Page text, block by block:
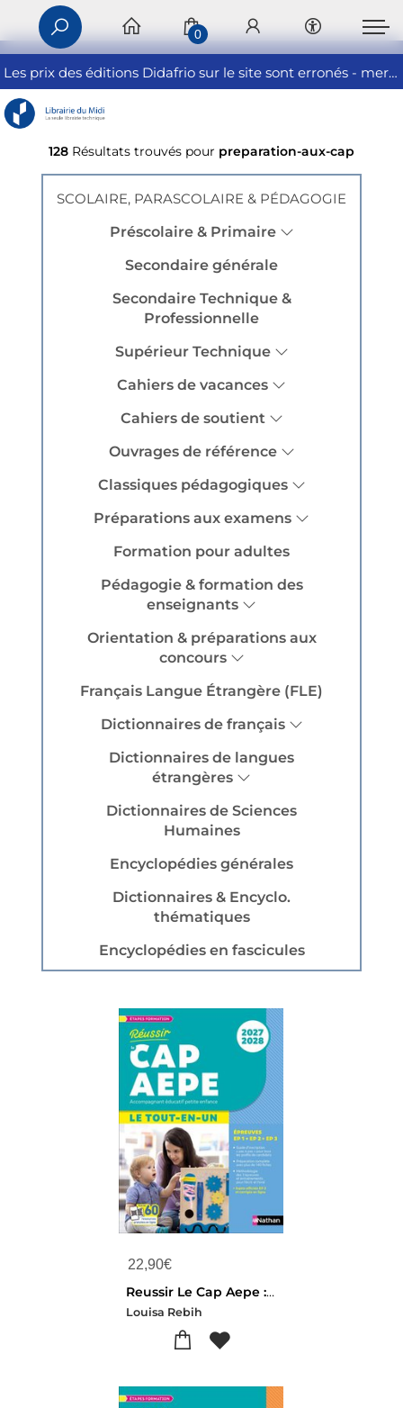
Les prix des éditions Didafrio sur le site sont erronés - merci de nous contacter
0
128 Résultats trouvés pour preparation-aux-cap
SCOLAIRE, PARASCOLAIRE & PÉDAGOGIE
Préscolaire & Primaire
Secondaire générale
Secondaire Technique &
Professionnelle
Supérieur Technique
Cahiers de vacances
Cahiers de soutient
Ouvrages de référence
Classiques pédagogiques
Préparations aux examens
Formation pour adultes
Pédagogie & formation des
enseignants
Orientation & préparations aux
concours
Français Langue Étrangère (FLE)
Dictionnaires de français
Dictionnaires de langues
étrangères
Dictionnaires de Sciences
Humaines
Encyclopédies générales
Dictionnaires & Encyclo.
thématiques
Encyclopédies en fascicules
22,90€
Reussir Le Cap Aepe : Accompagnant Educatif Petite Enfance ; Le Tout-en-un (edition 2027/2028)
Louisa Rebih